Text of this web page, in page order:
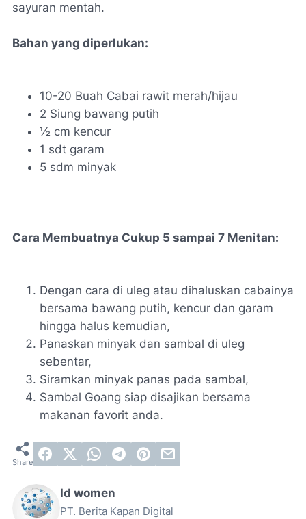
sayuran mentah.
Bahan yang diperlukan:
10-20 Buah Cabai rawit merah/hijau
2 Siung bawang putih
½ cm kencur
1 sdt garam
5 sdm minyak
Cara Membuatnya Cukup 5 sampai 7 Menitan:
Dengan cara di uleg atau dihaluskan cabainya
bersama bawang putih, kencur dan garam
hingga halus kemudian,
Panaskan minyak dan sambal di uleg
sebentar,
Siramkan minyak panas pada sambal,
Sambal Goang siap disajikan bersama
makanan favorit anda.
Id women
PT. Berita Kapan Digital